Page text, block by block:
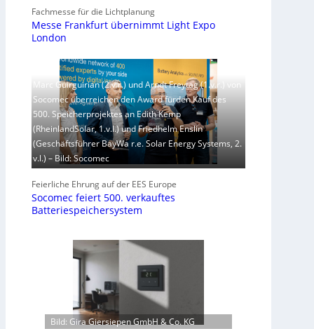
Fachmesse für die Lichtplanung
Messe Frankfurt übernimmt Light Expo
London
Marc Guirguirian (2.v.r.) und Arndt Freytag (1.v.r.) von
Socomec überreichen den Award fürden Kauf des
500. Speicherprojektes an Edith Kemp
(RheinlandSolar, 1.v.l.) und Friedhelm Enslin
(Geschäftsführer BayWa r.e. Solar Energy Systems, 2.
v.l.) – Bild: Socomec
Feierliche Ehrung auf der EES Europe
Socomec feiert 500. verkauftes
Batteriespeichersystem
Bild: Gira Giersiepen GmbH & Co. KG